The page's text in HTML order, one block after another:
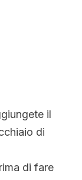
il
di
di fare